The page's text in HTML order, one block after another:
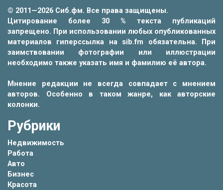
© 2011—2026 Сиб.фм. Все права защищены.
Цитирование более 30 % текста публикаций
запрещено. При использовании любых опубликованных
материалов гиперссылка на sib.fm обязательна. При
заимствовании фотографии или иллюстрации
необходимо также указать имя и фамилию её автора.
Мнение редакции не всегда совпадает с мнением
авторов. Особенно в таком жанре, как авторские
колонки.
Рубрики
Недвижимость
Работа
Авто
Бизнес
Красота